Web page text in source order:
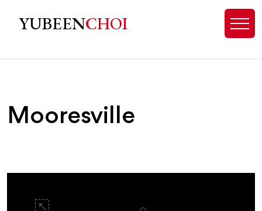
무어스빌 (Mooresville) 부동산 |
YUBEENCHOI
Mooresville